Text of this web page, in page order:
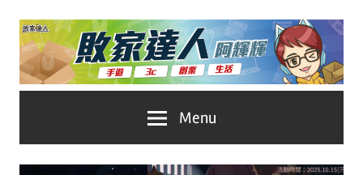
Skip
content
家
No.1
遊
Menu